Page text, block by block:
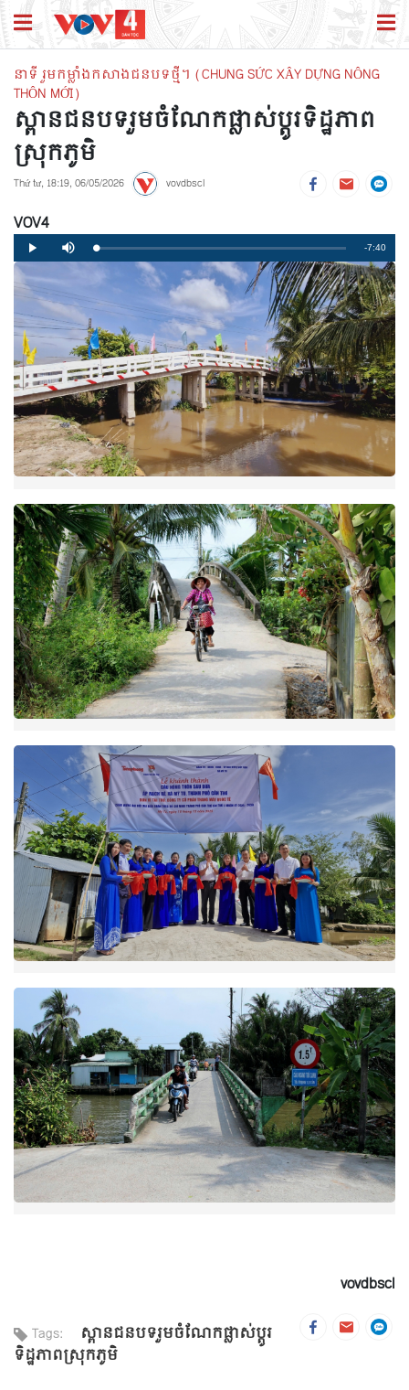
នាទី រួមកម្លាំងកសាងជនបទថ្មី។ (CHUNG SỨC XÂY DỰNG NÔNG
THÔN MỚI)
ស្ពានជនបទរួមចំណែកផ្លាស់ប្តូរទិដ្ឋភាព
ស្រុកភូមិ
Thứ tư, 18:19, 06/05/2026 vovdbscl
VOV4
Play Mute Loaded:
0%
Progress:
0%
Remaining
Time
-7:40
vovdbscl
Tags:
ស្ពានជនបទរួមចំណែកផ្លាស់ប្តូរ
ទិដ្ឋភាពស្រុកភូមិ